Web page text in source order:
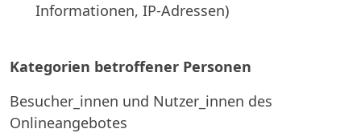
Informationen, IP-Adressen)
Kategorien betroffener Personen
Besucher_innen und Nutzer_innen des
Onlineangebotes